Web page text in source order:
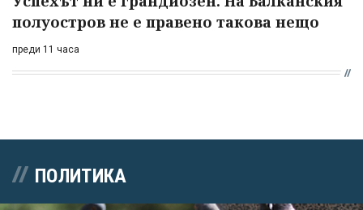
полуостров не е правено такова нещо
преди 11 часа
ПОЛИТИКА